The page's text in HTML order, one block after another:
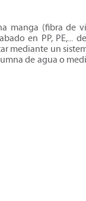
manga (fibra de
en PP, PE,...
mediante un
de agua o